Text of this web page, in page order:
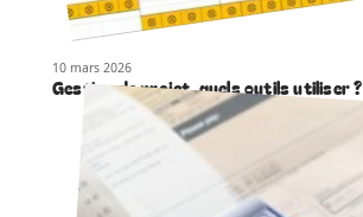
10 mars 2026
Gestion de projet, quels outils utiliser ?